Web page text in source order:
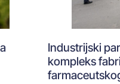
Industrijski
kompleks